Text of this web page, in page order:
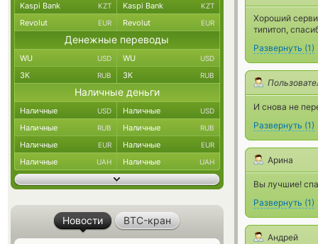
Хороший
типитоп,
Развернуть (1)
И снова не
Развернуть (1)
Арина
Вы лучшие!
Развернуть (1)
Андрей
Kaspi Bank KZT Kaspi Bank KZT
Revolut EUR Revolut EUR
Денежные переводы
WU USD WU USD
ЗК RUB ЗК RUB
Наличные деньги
Наличные USD Наличные USD
Наличные RUB Наличные RUB
Наличные EUR Наличные EUR
Наличные UAH Наличные UAH
Новости BTC-кран